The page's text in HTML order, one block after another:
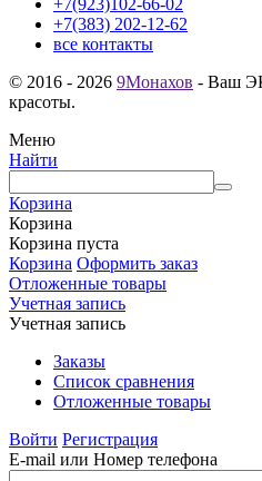
+7(383) 202-12-62
все контакты
© 2016 - 2026 9Монахов - Ваш
красоты.
Меню
Найти
Корзина
Корзина
Корзина пуста
Корзина Оформить заказ
Отложенные товары
Учетная запись
Учетная запись
Заказы
Список сравнения
Отложенные товары
Войти Регистрация
E-mail или Номер телефона